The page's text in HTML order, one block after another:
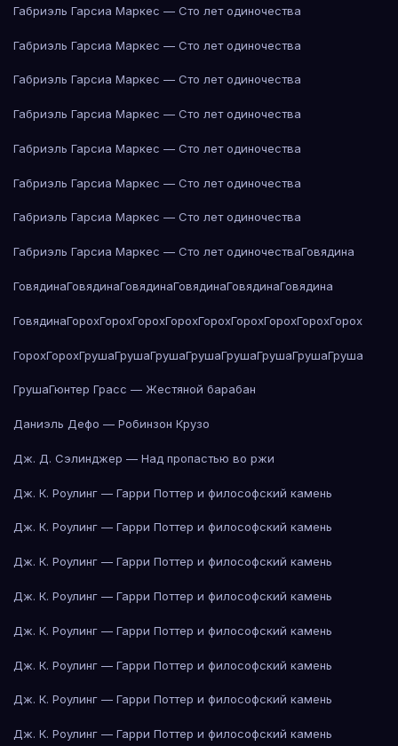
Габриэль Гарсиа Маркес — Сто лет одиночества
Габриэль Гарсиа Маркес — Сто лет одиночества
Габриэль Гарсиа Маркес — Сто лет одиночества
Габриэль Гарсиа Маркес — Сто лет одиночества
Габриэль Гарсиа Маркес — Сто лет одиночества
Габриэль Гарсиа Маркес — Сто лет одиночества
Габриэль Гарсиа Маркес — Сто лет одиночества
Габриэль Гарсиа Маркес — Сто лет одиночестваГовядина
ГовядинаГовядинаГовядинаГовядинаГовядинаГовядина
ГовядинаГорохГорохГорохГорохГорохГорохГорохГорохГорох
ГорохГорохГрушаГрушаГрушаГрушаГрушаГрушаГрушаГруша
ГрушаГюнтер Грасс — Жестяной барабан
Даниэль Дефо — Робинзон Крузо
Дж. Д. Сэлинджер — Над пропастью во ржи
Дж. К. Роулинг — Гарри Поттер и философский камень
Дж. К. Роулинг — Гарри Поттер и философский камень
Дж. К. Роулинг — Гарри Поттер и философский камень
Дж. К. Роулинг — Гарри Поттер и философский камень
Дж. К. Роулинг — Гарри Поттер и философский камень
Дж. К. Роулинг — Гарри Поттер и философский камень
Дж. К. Роулинг — Гарри Поттер и философский камень
Дж. К. Роулинг — Гарри Поттер и философский камень